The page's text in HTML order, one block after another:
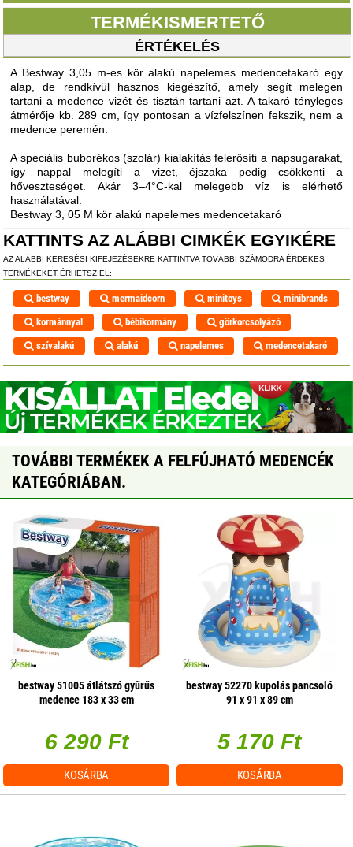
TERMÉKISMERTETŐ
ÉRTÉKELÉS
A Bestway 3,05 m-es kör alakú napelemes medencetakaró egy
alap, de rendkívül hasznos kiegészítő, amely segít melegen
tartani a medence vizét és tisztán tartani azt. A takaró tényleges
átmérője kb. 289 cm, így pontosan a vízfelszínen fekszik, nem a
medence peremén.
A speciális buborékos (szolár) kialakítás felerősíti a napsugarakat,
így nappal melegíti a vizet, éjszaka pedig csökkenti a
hőveszteséget. Akár 3–4°C-kal melegebb víz is elérhető
használatával.
Bestway 3, 05 M kör alakú napelemes medencetakaró
KATTINTS AZ ALÁBBI CIMKÉK EGYIKÉRE
AZ ALÁBBI KERESÉSI KIFEJEZÉSEKRE KATTINTVA TOVÁBBI SZÁMODRA ÉRDEKES
TERMÉKEKET ÉRHETSZ EL:
bestway mermaidcorn minitoys
minibrands
kormánnyal
bébikormány
görkorcsolyázó
szívalakú
alakú napelemes medencetakaró
TOVÁBBI TERMÉKEK A FELFÚJHATÓ MEDENCÉK
KATEGÓRIÁBAN.
bestway 51005 átlátszó gyűrűs
medence 183 x 33 cm
6 290 Ft
KOSÁRBA
bestway 52270 kupolás pancsoló
91 x 91 x 89 cm
5 170 Ft
KOSÁRBA